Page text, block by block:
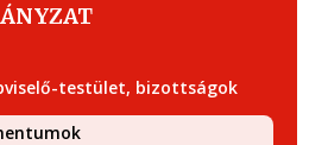
testület, bizottságok